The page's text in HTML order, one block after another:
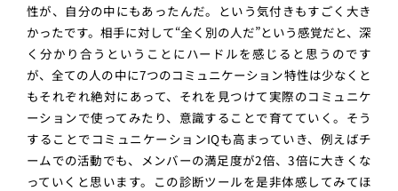
性が、自分の中にもあったんだ。という気付きもすごく大き
かったです。相手に対して“全く別の人だ”という感覚だと、深
く分かり合うということにハードルを感じると思うのです
が、全ての人の中に7つのコミュニケーション特性は少なくと
もそれぞれ絶対にあって、それを見つけて実際のコミュニケ
ーションで使ってみたり、意識することで育てていく。そう
することでコミュニケーションIQも高まっていき、例えばチ
ームでの活動でも、メンバーの満足度が2倍、3倍に大きくな
っていくと思います。この診断ツールを是非体感してみてほ